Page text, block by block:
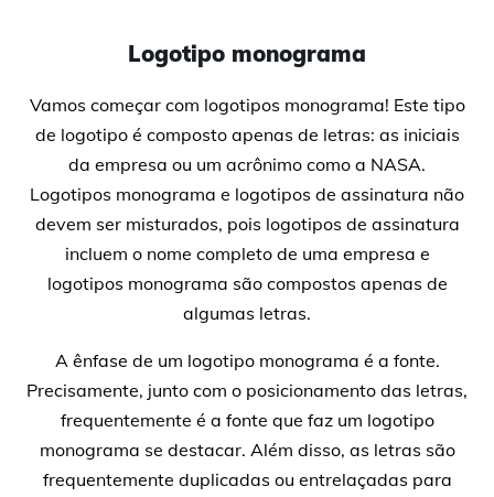
Logotipo monograma
Vamos começar com logotipos monograma! Este tipo
de logotipo é composto apenas de letras: as iniciais
da empresa ou um acrônimo como a NASA.
Logotipos monograma e logotipos de assinatura não
devem ser misturados, pois logotipos de assinatura
incluem o nome completo de uma empresa e
logotipos monograma são compostos apenas de
algumas letras.
A ênfase de um logotipo monograma é a fonte.
Precisamente, junto com o posicionamento das letras,
frequentemente é a fonte que faz um logotipo
monograma se destacar. Além disso, as letras são
frequentemente duplicadas ou entrelaçadas para